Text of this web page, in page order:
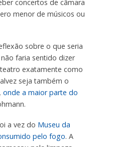
concertos de câmara
menor de músicos ou
sobre o que seria
faria sentido dizer
exatamente como
seja também o
onde a maior parte do
a vez do Museu da
pelo fogo. A